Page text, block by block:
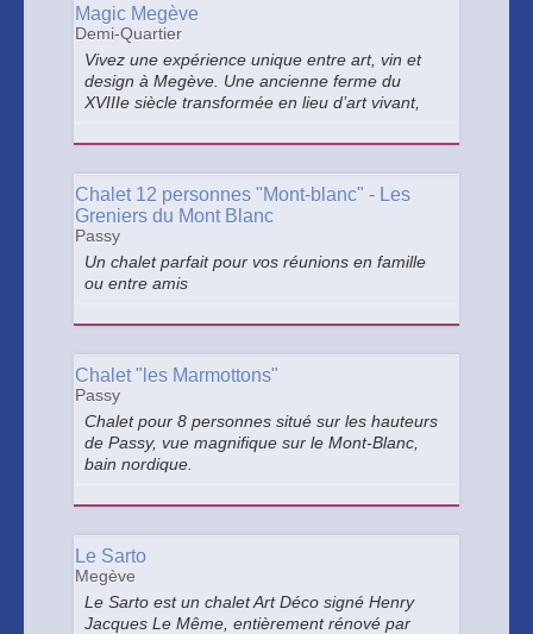
Magic Megève
Demi-Quartier
Vivez une expérience unique entre art, vin et
design à Megève. Une ancienne ferme du
XVIIIe siècle transformée en lieu d’art vivant,
renommés, pour un séjour magique et immersif
Chalet 12 personnes "Mont-blanc" - Les
Greniers du Mont Blanc
Passy
Un chalet parfait pour vos réunions en famille
ou entre amis
Chalet "les Marmottons"
Passy
Chalet pour 8 personnes situé sur les hauteurs
de Passy, vue magnifique sur le Mont-Blanc,
bain nordique.
Le Sarto
Megève
Le Sarto est un chalet Art Déco signé Henry
Jacques Le Même, entièrement rénové par